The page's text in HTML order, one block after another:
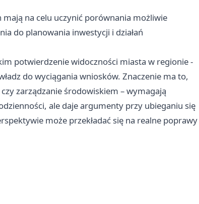
na celu uczynić porównania możliwie
do planowania inwestycji i działań
potwierdzenie widoczności miasta w regionie -
do wyciągania wniosków. Znaczenie ma to,
zarządzanie środowiskiem – wymagają
ale daje argumenty przy ubieganiu się
może przekładać się na realne poprawy